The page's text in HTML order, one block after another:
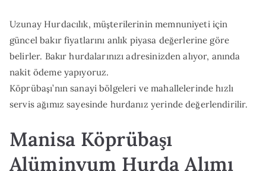
Uzunay Hurdacılık, müşterilerinin memnuniyeti için
güncel bakır fiyatlarını anlık piyasa değerlerine göre
belirler. Bakır hurdalarınızı adresinizden alıyor, anında
nakit ödeme yapıyoruz.
Köprübaşı’nın sanayi bölgeleri ve mahallelerinde hızlı
servis ağımız sayesinde hurdanız yerinde değerlendirilir.
Manisa Köprübaşı
Alüminyum Hurda Alımı